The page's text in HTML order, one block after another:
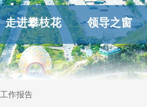
走进攀枝花 领导之窗
工作报告